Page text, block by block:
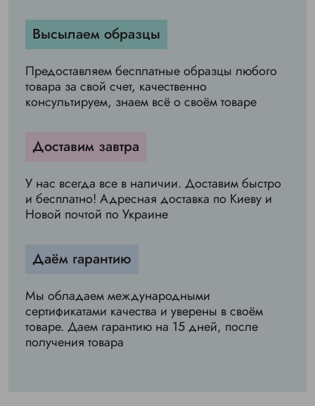
Высылаем образцы
Предоставляем бесплатные образцы любого
товара за свой счет, качественно
консультируем, знаем всё о своём товаре
Доставим завтра
У нас всегда все в наличии. Доставим быстро
и бесплатно! Адресная доставка по Киеву и
Новой почтой по Украине
Даём гарантию
Мы обладаем международными
сертификатами качества и уверены в своём
товаре. Даем гарантию на 15 дней, после
получения товара